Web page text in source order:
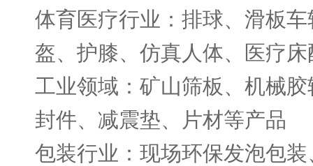
体育医疗行业：排球、滑板
盔、护膝、仿真人体、医疗
工业领域：矿山筛板、机械
封件、减震垫、片材等产品
包装行业：现场环保发泡包